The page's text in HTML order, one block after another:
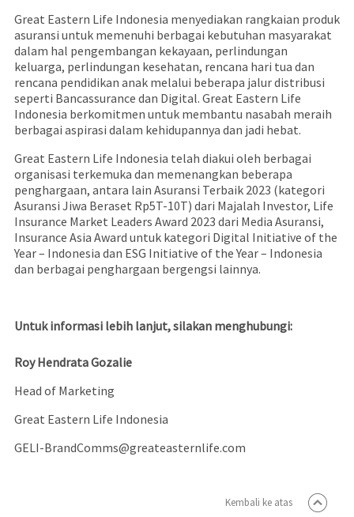
Great Eastern Life Indonesia menyediakan rangkaian produk
asuransi untuk memenuhi berbagai kebutuhan masyarakat
dalam hal pengembangan kekayaan, perlindungan
keluarga, perlindungan kesehatan, rencana hari tua dan
rencana pendidikan anak melalui beberapa jalur distribusi
seperti Bancassurance dan Digital. Great Eastern Life
Indonesia berkomitmen untuk membantu nasabah meraih
berbagai aspirasi dalam kehidupannya dan jadi hebat.
Great Eastern Life Indonesia telah diakui oleh berbagai
organisasi terkemuka dan memenangkan beberapa
penghargaan, antara lain Asuransi Terbaik 2023 (kategori
Asuransi Jiwa Beraset Rp5T-10T) dari Majalah Investor, Life
Insurance Market Leaders Award 2023 dari Media Asuransi,
Insurance Asia Award untuk kategori Digital Initiative of the
Year – Indonesia dan ESG Initiative of the Year – Indonesia
dan berbagai penghargaan bergengsi lainnya.
Untuk informasi lebih lanjut, silakan menghubungi:
Roy Hendrata Gozalie
Head of Marketing
Great Eastern Life Indonesia
GELI-BrandComms@greateasternlife.com
Kembali ke atas